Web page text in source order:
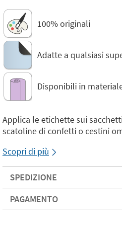
100% originali
Adatte a qualsiasi
Disponibili in
Applica le etichette sui
scatoline di confetti o cestini
Scopri di più
SPEDIZIONE
PAGAMENTO